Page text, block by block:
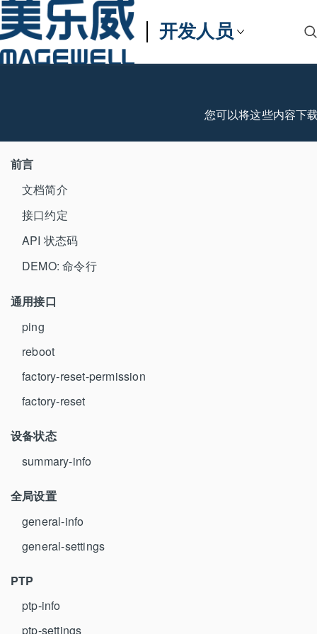
开发人员
您可以将这些内容下
前言
文档简介
接口约定
API 状态码
DEMO: 命令行
通用接口
ping
reboot
factory-reset-permission
factory-reset
设备状态
summary-info
全局设置
general-info
general-settings
PTP
ptp-info
ptp-settings